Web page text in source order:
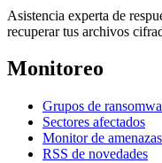
Asistencia experta de
recuperar tus archivos
Monitoreo
Grupos de
Sectores afectados
Monitor de amenazas
RSS de novedades